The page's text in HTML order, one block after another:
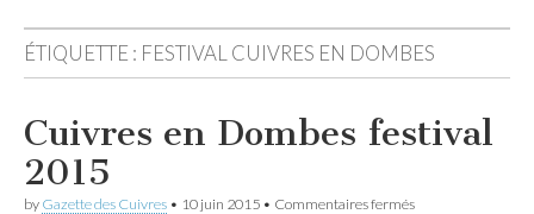
ÉTIQUETTE : FESTIVAL CUIVRES EN DOMBES
Cuivres en Dombes festival
2015
by Gazette des Cuivres • 10 juin 2015 • Commentaires ferméssur